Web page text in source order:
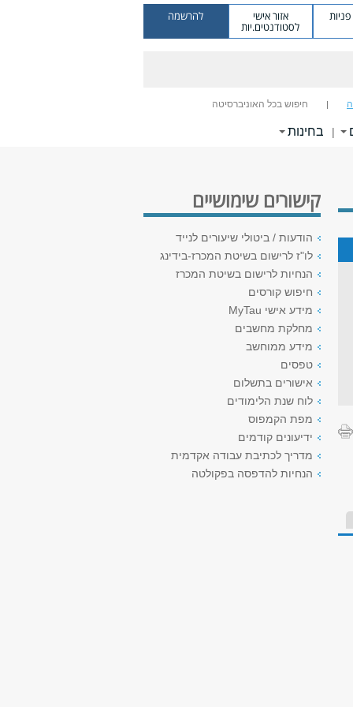
אזור אישי
לסטודנטים.יות
להרשמה
חיפוש בכל האוניברסיטה
| בחינות
קישורים שימושיים
הודעות / ביטולי שיעורים לנייד
לו"ז לרישום בשיטת המכרז-בידינג
הנחיות לרישום בשיטת המכרז
חיפוש קורסים
מידע אישי MyTau
מחלקת מחשבים
מידע ממוחשב
טפסים
אישורים בתשלום
לוח שנת הלימודים
מפת הקמפוס
ידיעונים קודמים
מדריך לכתיבת עבודה אקדמית
הנחיות להדפסה בפקולטה